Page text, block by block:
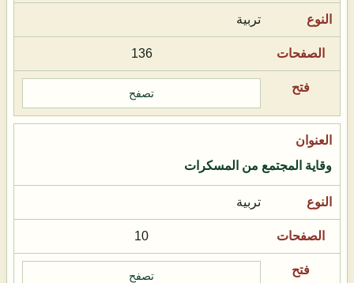
تربية
136
تصفح
وقاية المجتمع من المسكرات
تربية
10
تصفح